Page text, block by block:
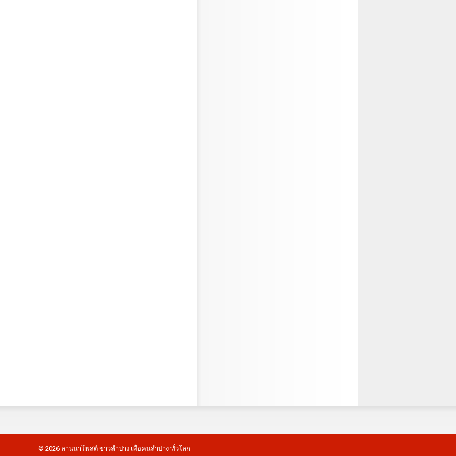
© 2026 ลานนาโพสต์ ข่าวลำปาง เพื่อคนลำปาง ทั่วโลก